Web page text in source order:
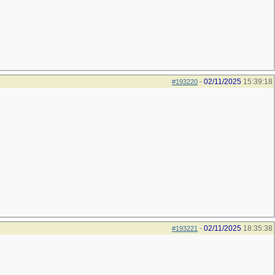
#193220 - 02/11/2025 15:39:18
#193221 - 02/11/2025 18:35:38